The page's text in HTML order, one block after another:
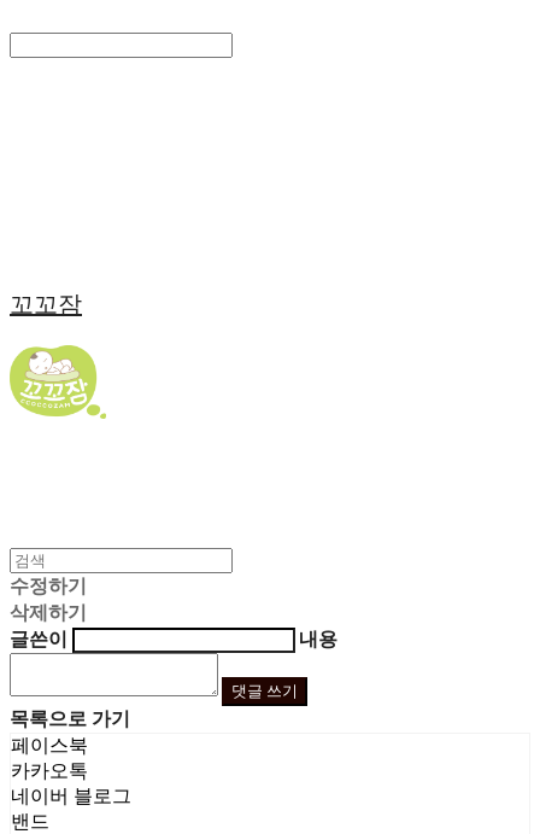
꼬꼬잠
수정하기
삭제하기
글쓴이
내용
댓글 쓰기
목록으로 가기
페이스북
카카오톡
네이버 블로그
밴드